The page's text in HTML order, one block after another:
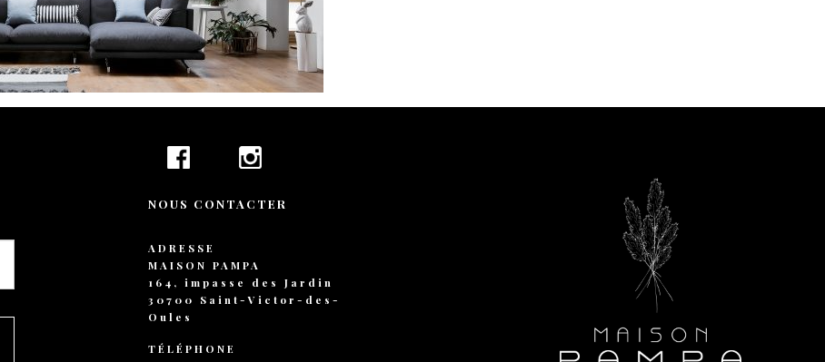
TripAdvisor
NOUS CONTACTER
ADRESSE
MAISON PAMPA
164, impasse des Jardin
30700 Saint-Victor-des-
Oules
TÉLÉPHONE